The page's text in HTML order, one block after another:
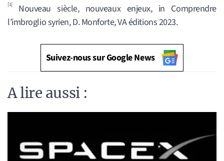
[1]
Nouveau siècle, nouveaux enjeux, in Comprendre
l’imbroglio syrien, D. Monforte, VA éditions 2023.
Suivez-nous sur Google News
A lire aussi :